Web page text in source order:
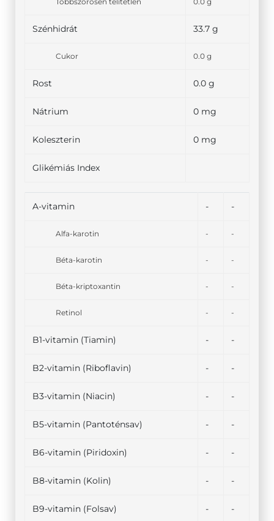
Szénhidrát 33.7 g
Cukor 0.0 g
Rost 0.0 g
Nátrium 0 mg
Koleszterin 0 mg
Glikémiás Index
A-vitamin - -
Alfa-karotin - -
Béta-karotin - -
Béta-kriptoxantin - -
Retinol - -
B1-vitamin (Tiamin) - -
B2-vitamin (Riboflavin) - -
B3-vitamin (Niacin) - -
B5-vitamin (Pantoténsav) - -
B6-vitamin (Piridoxin) - -
B8-vitamin (Kolin) - -
B9-vitamin (Folsav) - -